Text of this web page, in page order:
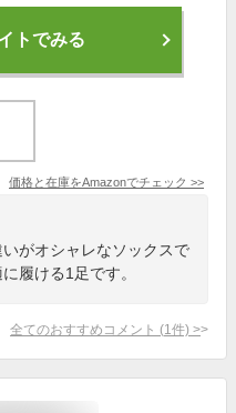
トでみる
価格と在庫をAmazonでチェック >>
がオシャレなソックスで
履ける1足です。
全てのおすすめコメント (1 件) >